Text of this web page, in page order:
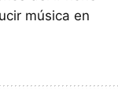
música en